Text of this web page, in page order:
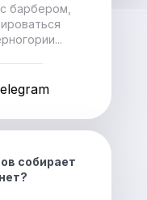
барбером,
собирает